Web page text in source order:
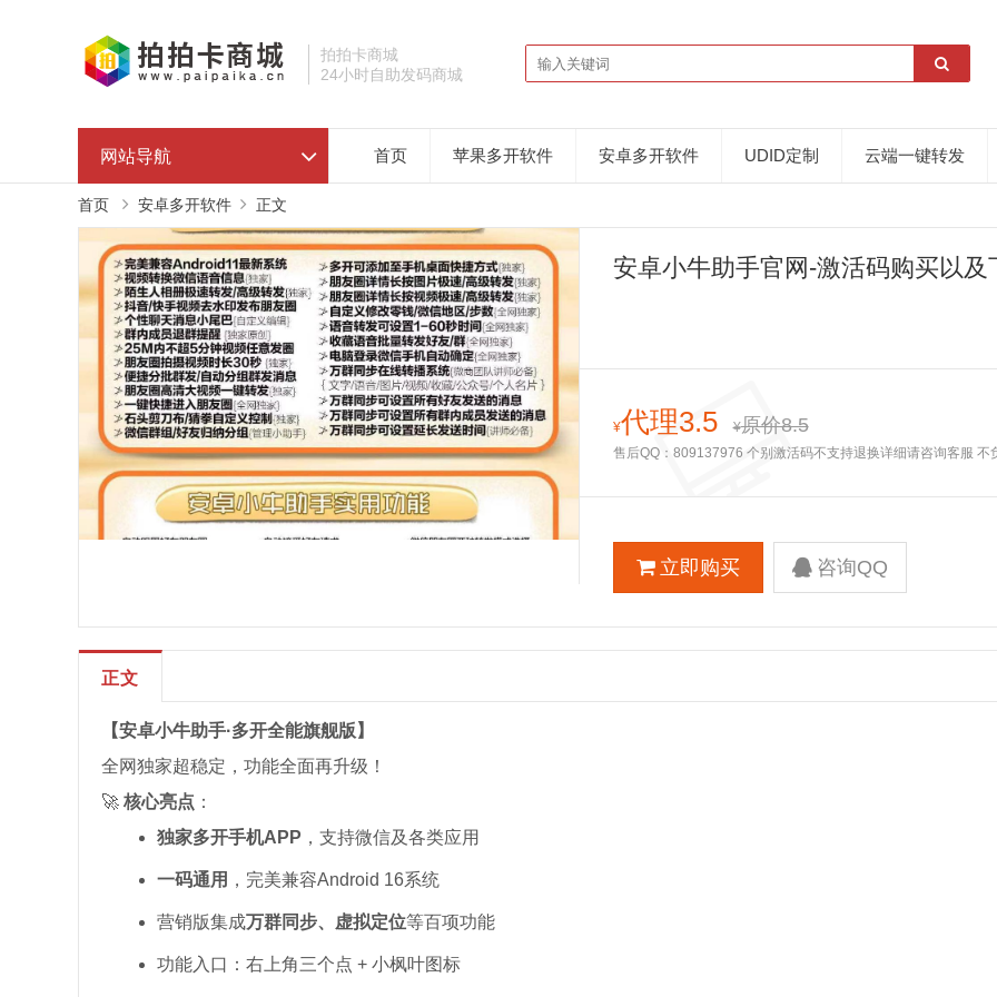
拍拍卡商城
24小时自助发码商城
网站导航 首页 苹果多开软件 安卓多开软件 UDID定制 云端一键转发
首页 安卓多开软件 正文
安卓小牛助手官网-激活码购买以
¥代理3.5 ¥原价8.5
售后QQ：809137976 个别激活码不支持退换详细请咨询客服 不
立即购买 咨询QQ
正文
【安卓小牛助手·多开全能旗舰版】
全网独家超稳定，功能全面再升级！
🚀 核心亮点 ：
独家多开手机APP ，支持微信及各类应用
一码通用 ，完美兼容Android 16系统
营销版集成万群同步、虚拟定位等百项功能
功能入口：右上角三个点 + 小枫叶图标